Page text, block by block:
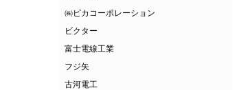
㈱ピカコーポレーション
ビクター
富士電線工業
フジ矢
古河電工